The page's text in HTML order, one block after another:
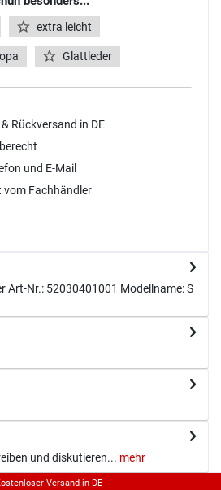
extra leicht
Glattleder
Rückversand in DE
und E-Mail
Fachhändler
Art-Nr.: 52030401001 Modellname: S
und diskutieren... mehr
Versand in DE